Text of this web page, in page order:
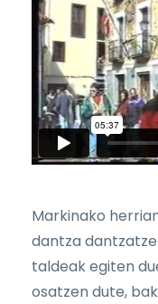
Markinako
dantza
taldeak egiten
osatzen dute,